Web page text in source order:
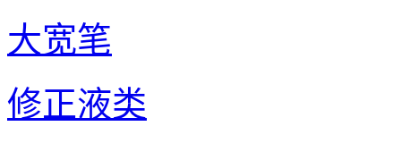
大宽笔
修正液类